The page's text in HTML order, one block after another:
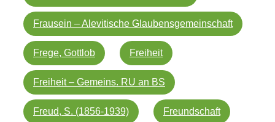
Frausein – Alevitische Glaubensgemeinschaft
Frege, Gottlob Freiheit
Freiheit – Gemeins. RU an BS
Freud, S. (1856-1939) Freundschaft